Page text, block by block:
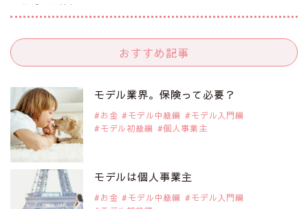
是非ご覧ください。
2019年9月29日
是非ご覧ください。
注目モデル 水原佑果さん
2019年9月29日
是非ご覧ください。
注目モデル CHIHARUさん
おすすめ記事
モデル業界。保険って必要？
お金 モデル中級編
モデル入門編
モデル初級編
個人事業主
モデルは個人事業主
お金 モデル中級編
モデル入門編